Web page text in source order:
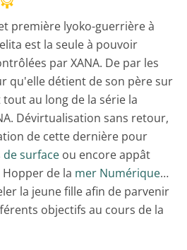
première lyoko-guerrière à
est la seule à pouvoir
par XANA. De par les
qu'elle détient de son père sur
tout au long de la série la
Dévirtualisation sans retour,
de cette dernière pour
surface ou encore appât
de la mer Numérique…
la jeune fille afin de parvenir
objectifs au cours de la